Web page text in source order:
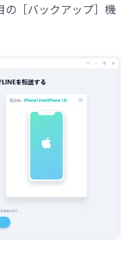
の［バックアップ］機